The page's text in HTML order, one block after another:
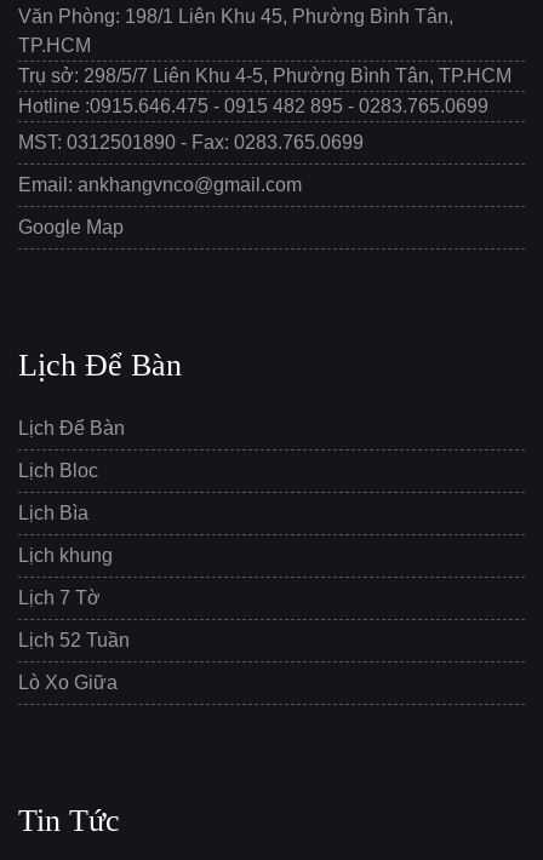
Văn Phòng: 198/1 Liên Khu 45, Phường Bình Tân,
TP.HCM
Trụ sở: 298/5/7 Liên Khu 4-5, Phường Bình Tân, TP.HCM
Hotline :0915.646.475 - 0915 482 895 - 0283.765.0699
MST: 0312501890 - Fax: 0283.765.0699
Email: ankhangvnco@gmail.com
Google Map
Lịch Để Bàn
Lịch Để Bàn
Lịch Bloc
Lịch Bìa
Lịch khung
Lịch 7 Tờ
Lịch 52 Tuần
Lò Xo Giữa
Tin Tức